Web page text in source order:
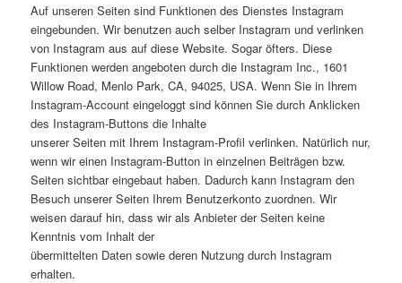
Auf unseren Seiten sind Funktionen des Dienstes Instagram
eingebunden. Wir benutzen auch selber Instagram und verlinken
von Instagram aus auf diese Website. Sogar öfters. Diese
Funktionen werden angeboten durch die Instagram Inc., 1601
Willow Road, Menlo Park, CA, 94025, USA. Wenn Sie in Ihrem
Instagram-Account eingeloggt sind können Sie durch Anklicken
des Instagram-Buttons die Inhalte
unserer Seiten mit Ihrem Instagram-Profil verlinken. Natürlich nur,
wenn wir einen Instagram-Button in einzelnen Beiträgen bzw.
Seiten sichtbar eingebaut haben. Dadurch kann Instagram den
Besuch unserer Seiten Ihrem Benutzerkonto zuordnen. Wir
weisen darauf hin, dass wir als Anbieter der Seiten keine
Kenntnis vom Inhalt der
übermittelten Daten sowie deren Nutzung durch Instagram
erhalten.